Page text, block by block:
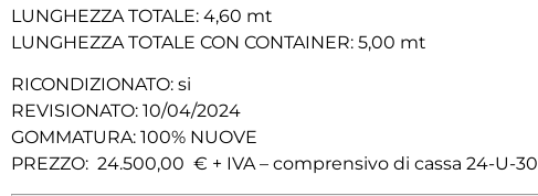
LUNGHEZZA TOTALE: 4,60 mt
LUNGHEZZA TOTALE CON CONTAINER: 5,00 mt
RICONDIZIONATO: si
REVISIONATO: 10/04/2024
GOMMATURA: 100% NUOVE
PREZZO: 24.500,00 € + IVA – comprensivo di cassa 24-U-30